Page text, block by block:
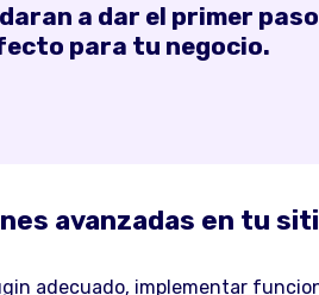
a dar el primer
para tu negocio.
avanzadas en tu
adecuado, implementar